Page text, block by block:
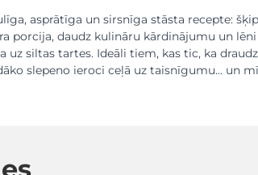
asprātīga un sirsnīga stāsta recepte:
porcija, daudz kulināru kārdinājumu un lēni
uz siltas tartes. Ideāli tiem, kas tic, ka
slepeno ieroci ceļā uz taisnīgumu… un